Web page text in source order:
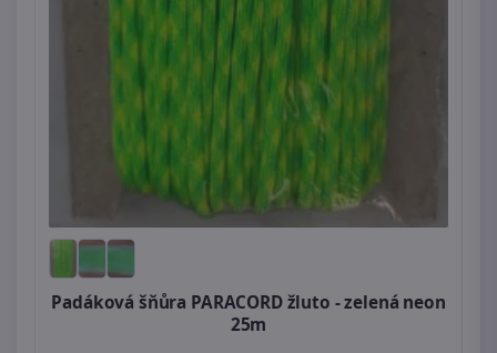
Padáková šňůra PARACORD žluto - zelená neon
25m